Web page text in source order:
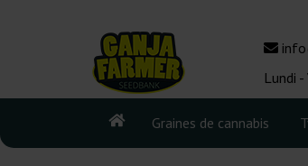
Lundi
Graines de cannabis